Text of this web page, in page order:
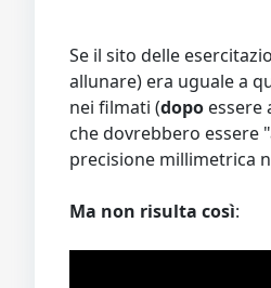
Se il sito delle
allunare) era uguale a
nei filmati (dopo essere
che dovrebbero essere
precisione millimetrica
Ma non risulta così: